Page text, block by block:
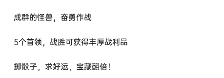
成群的怪兽，奋勇作战
5个首领，战胜可获得丰厚战利品
掷骰子，求好运，宝藏翻倍！